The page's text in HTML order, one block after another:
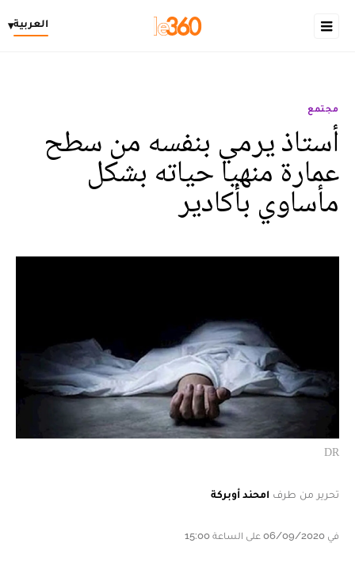
العربية▾
مجتمع
أستاذ يرمي بنفسه من سطح
عمارة منهيا حياته بشكل
مأساوي بأكادير
DR
تحرير من طرف امحند أوبركة
في 06/09/2020 على الساعة 15:00